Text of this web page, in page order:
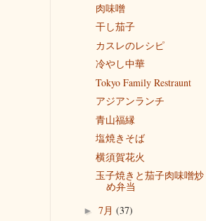
肉味噌
干し茄子
カスレのレシピ
冷やし中華
Tokyo Family Restraunt
アジアンランチ
青山福縁
塩焼きそば
横須賀花火
玉子焼きと茄子肉味噌炒
め弁当
► 7月 (37)